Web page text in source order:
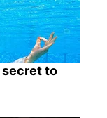
secret to